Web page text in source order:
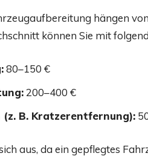
hängen
können Sie mit
80–150 €
200–400 €
B. Kratzerentfernung):
aus, da ein gepflegtes